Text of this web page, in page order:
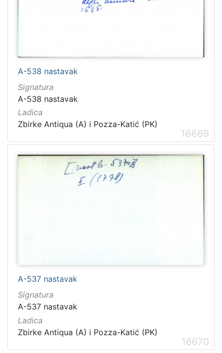
A-538 nastavak
Signatura
A-538 nastavak
Ladica
Zbirke Antiqua (A) i Pozza-Katić (PK)
16669
A-537 nastavak
Signatura
A-537 nastavak
Ladica
Zbirke Antiqua (A) i Pozza-Katić (PK)
16670